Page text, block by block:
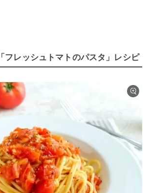
フレッシュトマトのパスタ」レシピ